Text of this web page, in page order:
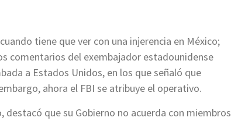
tiene que ver con una injerencia en México;
comentarios del exembajador estadounidense
a Estados Unidos, en los que señaló que
ahora el FBI se atribuye el operativo.
destacó que su Gobierno no acuerda con miembros